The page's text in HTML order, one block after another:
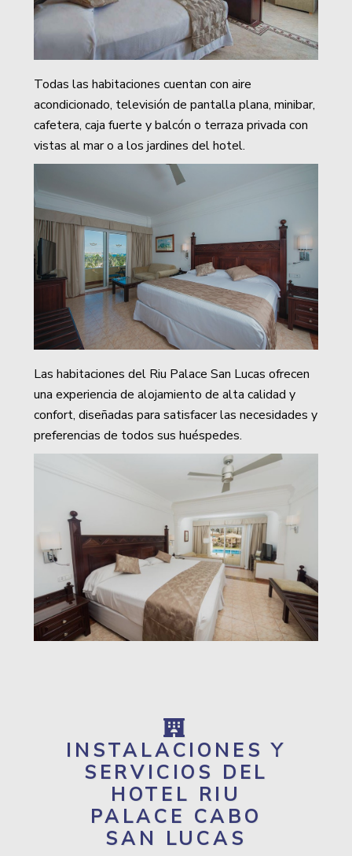
Todas las habitaciones cuentan con aire
acondicionado, televisión de pantalla plana, minibar,
cafetera, caja fuerte y balcón o terraza privada con
vistas al mar o a los jardines del hotel.
Las habitaciones del Riu Palace San Lucas ofrecen
una experiencia de alojamiento de alta calidad y
confort, diseñadas para satisfacer las necesidades y
preferencias de todos sus huéspedes.
INSTALACIONES Y
SERVICIOS DEL
HOTEL RIU
PALACE CABO
SAN LUCAS